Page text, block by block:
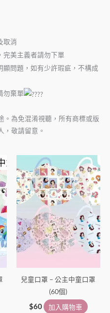
取消
完美主義者請勿下單
顯問題，如有少許瑕疵，不構成
勿棄單
。為免混淆視聽，所有商標或版
，敬請留意。
兒童口罩 – 公主中童口罩
(60個)
$60 加入購物車